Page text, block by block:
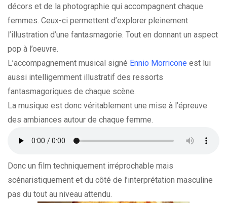
décors et de la photographie qui accompagnent chaque
femmes. Ceux-ci permettent d’explorer pleinement
l’illustration d’une fantasmagorie. Tout en donnant un aspect
pop à l’oeuvre.
L’accompagnement musical signé Ennio Morricone est lui
aussi intelligemment illustratif des ressorts
fantasmagoriques de chaque scène.
La musique est donc véritablement une mise à l’épreuve
des ambiances autour de chaque femme.
Donc un film techniquement irréprochable mais
scénaristiquement et du côté de l’interprétation masculine
pas du tout au niveau attendu.